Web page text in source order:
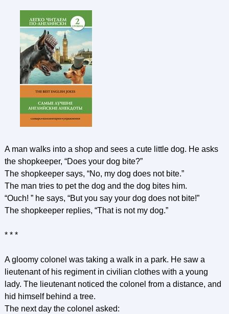
A man walks into a shop and sees a cute little dog. He asks
the shopkeeper, “Does your dog bite?”
The shopkeeper says, “No, my dog does not bite.”
The man tries to pet the dog and the dog bites him.
“Ouch! ” he says, “But you say your dog does not bite!”
The shopkeeper replies, “That is not my dog.”
* * *
A gloomy colonel was taking a walk in a park. He saw a
lieutenant of his regiment in civilian clothes with a young
lady. The lieutenant noticed the colonel from a distance, and
hid himself behind a tree.
The next day the colonel asked: